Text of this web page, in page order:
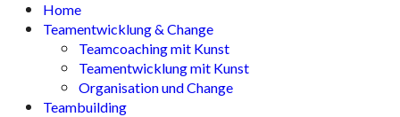
Home
Teamentwicklung & Change
Teamcoaching mit Kunst
Teamentwicklung mit Kunst
Organisation und Change
Teambuilding